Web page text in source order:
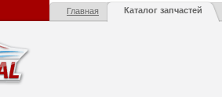
Главная Каталог запчастей